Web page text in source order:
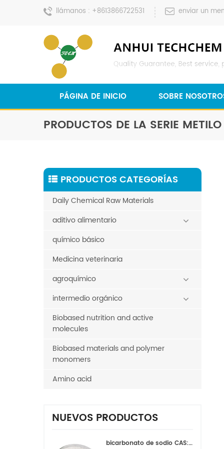
llámanos : +8613866722531 enviar un
PÁGINA DE INICIO SOBRE
PRODUCTOS DE LA SERIE METILO
PRODUCTOS CATEGORÍAS
Daily Chemical Raw Materials
aditivo alimentario
químico básico
Medicina veterinaria
agroquímico
intermedio orgánico
Biobased nutrition and active
molecules
Biobased materials and polymer
monomers
Amino acid
NUEVOS PRODUCTOS
bicarbonato de sodio CAS:144-55-8